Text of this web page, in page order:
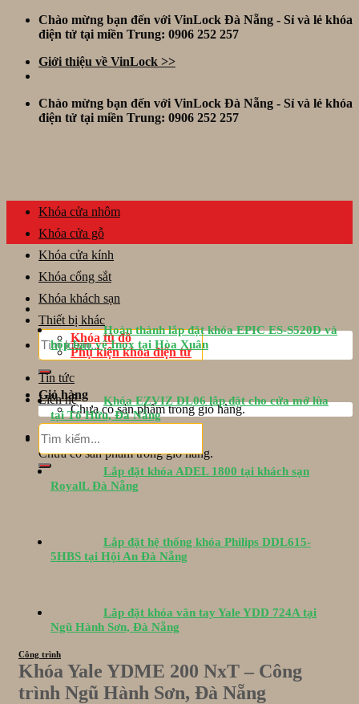
Skip
Chào mừng bạn đến với VinLock Đà Nẵng - Sỉ và lẻ khóa
điện tử tại miền Trung: 0906 252 257
Giới thiệu về VinLock >>
Chào mừng bạn đến với VinLock Đà Nẵng - Sỉ và lẻ khóa
điện tử tại miền Trung: 0906 252 257
Tìm
kiếm:
Giỏ hàng
Chưa có sản phẩm trong giỏ hàng.
Giỏ hàng
Chưa có sản phẩm trong giỏ hàng.
Khóa cửa nhôm
Khóa cửa gỗ
Khóa cửa kính
Khóa cổng sắt
Khóa khách sạn
Thiết bị khác
Khóa tủ đồ
Phụ kiện khóa điện tử
Tin tức
Liên hệ
Tìm
kiếm:
Hoàn thành lắp đặt khóa EPIC ES-S520D và
hộp bảo vệ Inox tại Hòa Xuân
Khóa EZVIZ DL06 lắp đặt cho cửa mở lùa
tại Tố Hữu, Đà Nẵng
Lắp đặt khóa ADEL 1800 tại khách sạn
RoyalL Đà Nẵng
Lắp đặt hệ thống khóa Philips DDL615-
5HBS tại Hội An Đà Nẵng
Lắp đặt khóa vân tay Yale YDD 724A tại
Ngũ Hành Sơn, Đà Nẵng
Công trình
Khóa Yale YDME 200 NxT – Công
trình Ngũ Hành Sơn, Đà Nẵng